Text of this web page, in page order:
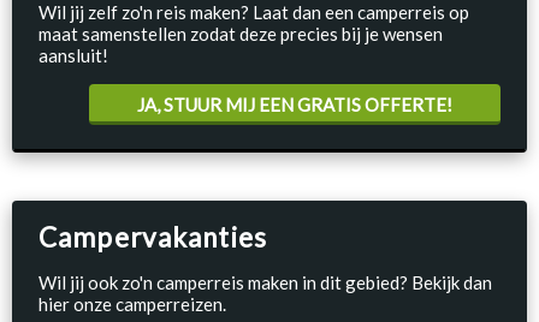
Wil jij zelf zo'n reis maken? Laat dan een camperreis op
maat samenstellen zodat deze precies bij je wensen
aansluit!
JA, STUUR MIJ EEN GRATIS OFFERTE!
Campervakanties
Wil jij ook zo'n camperreis maken in dit gebied? Bekijk dan
hier onze camperreizen.